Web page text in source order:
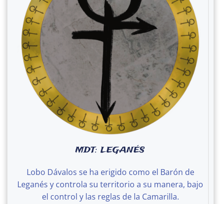
MDT: LEGANÉS
Lobo Dávalos se ha erigido como el Barón de
Leganés y controla su territorio a su manera, bajo
el control y las reglas de la Camarilla.